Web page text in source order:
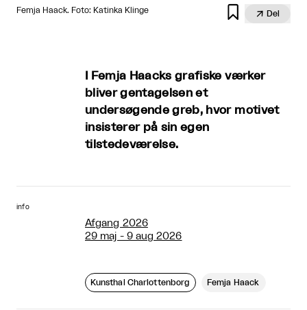
Femja Haack. Foto: Katinka Klinge   Del
I Femja Haacks grafiske værker
bliver gentagelsen et
undersøgende greb, hvor motivet
insisterer på sin egen
tilstedeværelse.
info
Afgang 2026
29 maj - 9 aug 2026
Kunsthal Charlottenborg Femja Haack